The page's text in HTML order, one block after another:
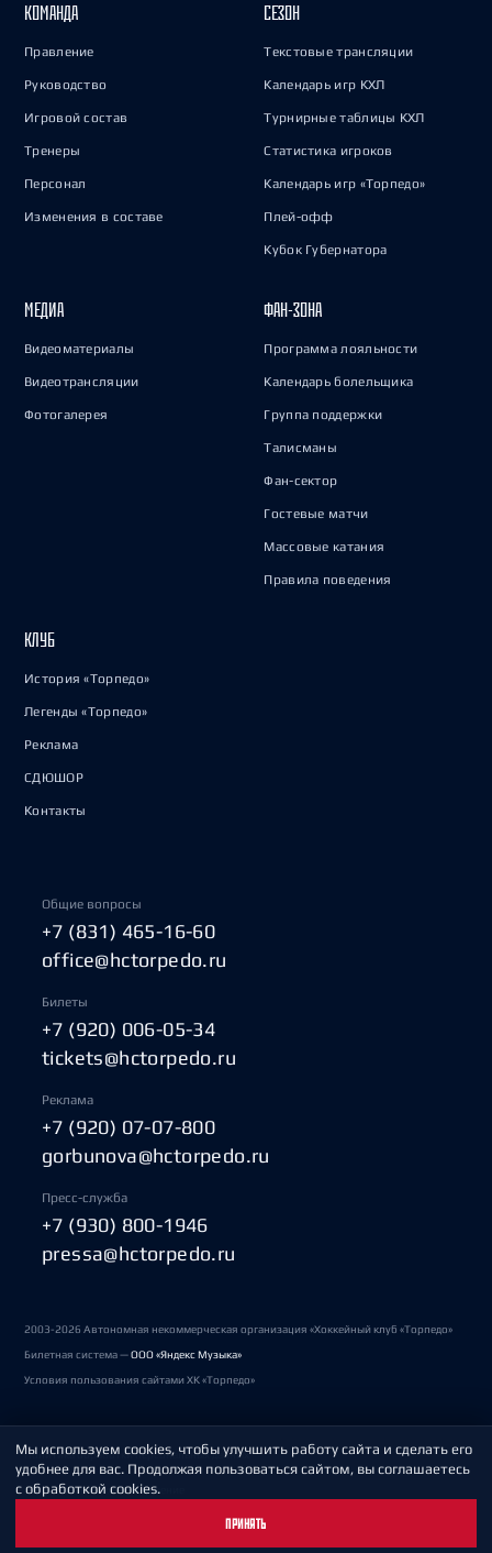
КОМАНДА
Правление
Руководство
Игровой состав
Тренеры
Персонал
Изменения в составе
СЕЗОН
Текстовые трансляции
Календарь игр КХЛ
Турнирные таблицы КХЛ
Статистика игроков
Календарь игр «Торпедо»
Плей-офф
Кубок Губернатора
МЕДИА
Видеоматериалы
Видеотрансляции
Фотогалерея
ФАН-ЗОНА
Программа лояльности
Календарь болельщика
Группа поддержки
Талисманы
Фан-сектор
Гостевые матчи
Массовые катания
Правила поведения
КЛУБ
История «Торпедо»
Легенды «Торпедо»
Реклама
СДЮШОР
Контакты
Общие вопросы
+7 (831) 465-16-60
office@hctorpedo.ru
Билеты
+7 (920) 006-05-34
tickets@hctorpedo.ru
Реклама
+7 (920) 07-07-800
gorbunova@hctorpedo.ru
Пресс-служба
+7 (930) 800-1946
pressa@hctorpedo.ru
2003-2026 Автономная некоммерческая организация «Хоккейный клуб «Торпедо»
Билетная система —ООО «Яндекс Музыка»
Условия пользования сайтами ХК «Торпедо»
Политика обработки персональных данных
Пользовательское соглашение
Мы используем cookies, чтобы улучшить работу сайта и сделать его
удобнее для вас. Продолжая пользоваться сайтом, вы соглашаетесь
с обработкой cookies.
ПРИНЯТЬ